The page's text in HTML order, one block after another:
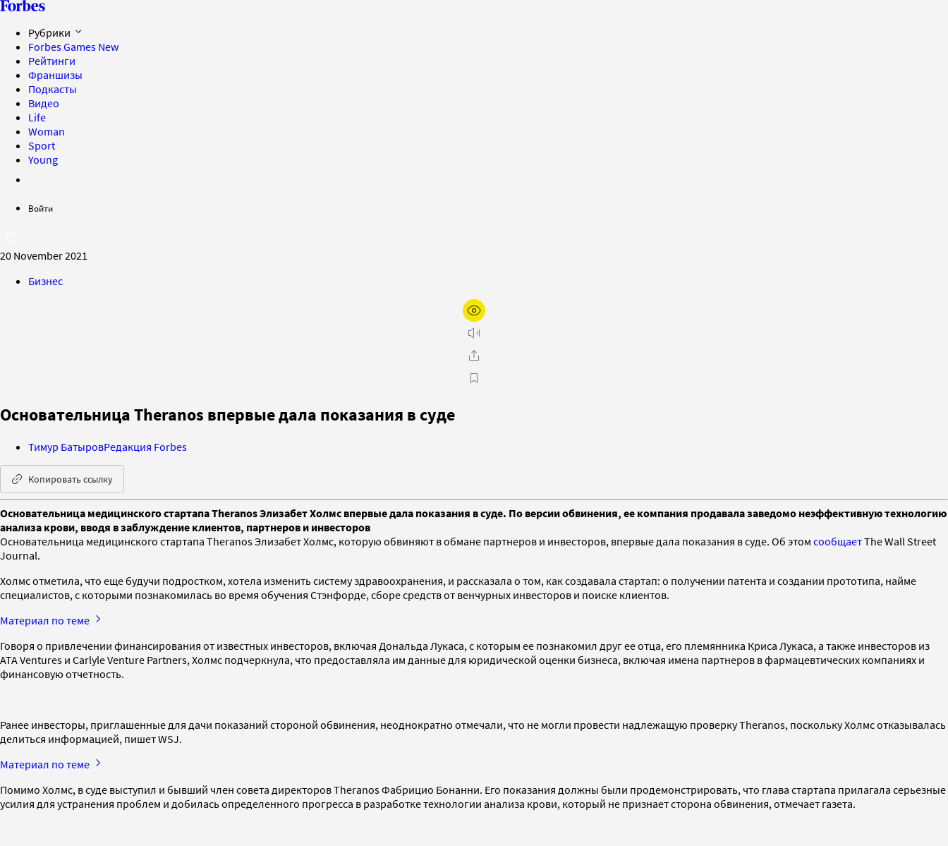
Рубрики
Forbes Games New
Рейтинги
Франшизы
Подкасты
Видео
Life
Woman
Sport
Young
Войти
20 November 2021
Бизнес
Основательница Theranos впервые дала показания в суде
Тимур БатыровРедакция Forbes
Копировать ссылку
Основательница медицинского стартапа Theranos Элизабет Холмс впервые дала показания в суде. По версии обвинения, ее компания продавала заведомо неэффективную технологию
анализа крови, вводя в заблуждение клиентов, партнеров и инвесторов
Основательница медицинского стартапа Theranos Элизабет Холмс, которую обвиняют в обмане партнеров и инвесторов, впервые дала показания в суде. Об этом сообщаетThe Wall Street
Journal.
Холмс отметила, что еще будучи подростком, хотела изменить систему здравоохранения, и рассказала о том, как создавала стартап: о получении патента и создании прототипа, найме
специалистов, с которыми познакомилась во время обучения Стэнфорде, сборе средств от венчурных инвесторов и поиске клиентов.
Материал по теме
Говоря о привлечении финансирования от известных инвесторов, включая Дональда Лукаса, с которым ее познакомил друг ее отца, его племянника Криса Лукаса, а также инвесторов из
ATA Ventures и Carlyle Venture Partners, Холмс подчеркнула, что предоставляла им данные для юридической оценки бизнеса, включая имена партнеров в фармацевтических компаниях и
финансовую отчетность.
Ранее инвесторы, приглашенные для дачи показаний стороной обвинения, неоднократно отмечали, что не могли провести надлежащую проверку Theranos, поскольку Холмс отказывалась
делиться информацией, пишет WSJ.
Материал по теме
Помимо Холмс, в суде выступил и бывший член совета директоров Theranos Фабрицио Бонанни. Его показания должны были продемонстрировать, что глава стартапа прилагала серьезные
усилия для устранения проблем и добилась определенного прогресса в разработке технологии анализа крови, который не признает сторона обвинения, отмечает газета.